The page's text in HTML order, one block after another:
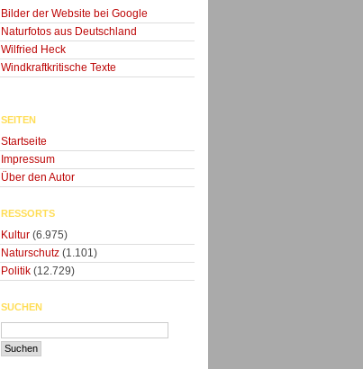
Bilder der Website bei Google
Naturfotos aus Deutschland
Wilfried Heck
Windkraftkritische Texte
SEITEN
Startseite
Impressum
Über den Autor
RESSORTS
Kultur (6.975)
Naturschutz (1.101)
Politik (12.729)
SUCHEN